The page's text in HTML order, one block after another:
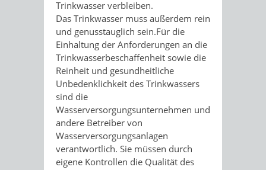
Trinkwasser verbleiben.
Das Trinkwasser muss außerdem rein
und genusstauglich sein.Für die
Einhaltung der Anforderungen an die
Trinkwasserbeschaffenheit sowie die
Reinheit und gesundheitliche
Unbedenklichkeit des Trinkwassers
sind die
Wasserversorgungsunternehmen und
andere Betreiber von
Wasserversorgungsanlagen
verantwortlich. Sie müssen durch
eigene Kontrollen die Qualität des